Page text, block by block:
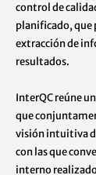
control de
planificado, que
extracción de
resultados.
InterQC reúne
que
visión intuitiva
con las que
interno